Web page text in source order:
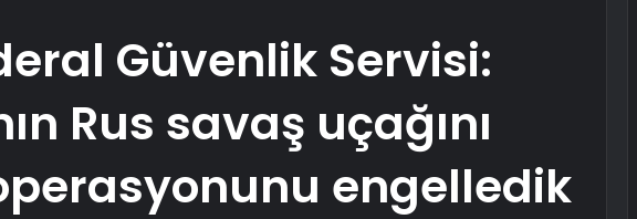
Güvenlik Servisi:
Rus savaş uçağını
engelledik